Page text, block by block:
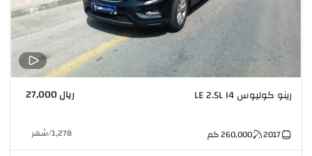
رينو كوليوس LE 2.5L I4 ريال 27,000
2017
260,000كم 1,278
/شهر